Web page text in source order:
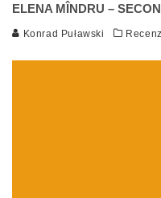
ELENA MÎNDRU –
Konrad Puławski